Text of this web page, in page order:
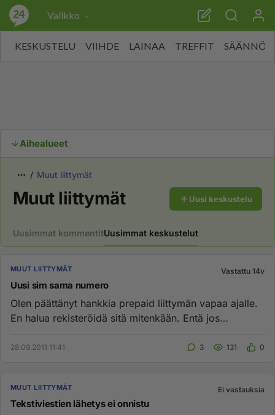
Valikko
KESKUSTELU VIIHDE LAINAA TREFFIT SÄÄNNÖT
Aihealueet
Muut liittymät
Muut liittymät Uusi keskustelu
Uusimmat kommentitUusimmat keskustelut
MUUT LIITTYMÄT Vastattu 14v
Uusi sim sama numero
Olen päättänyt hankkia prepaid liittymän vapaa ajalle.
En halua rekisteröidä sitä mitenkään. Entä jos
28.09.2011 11:41 3 131 0
MUUT LIITTYMÄT Ei vastauksia
Tekstiviestien lähetys ei onnistu